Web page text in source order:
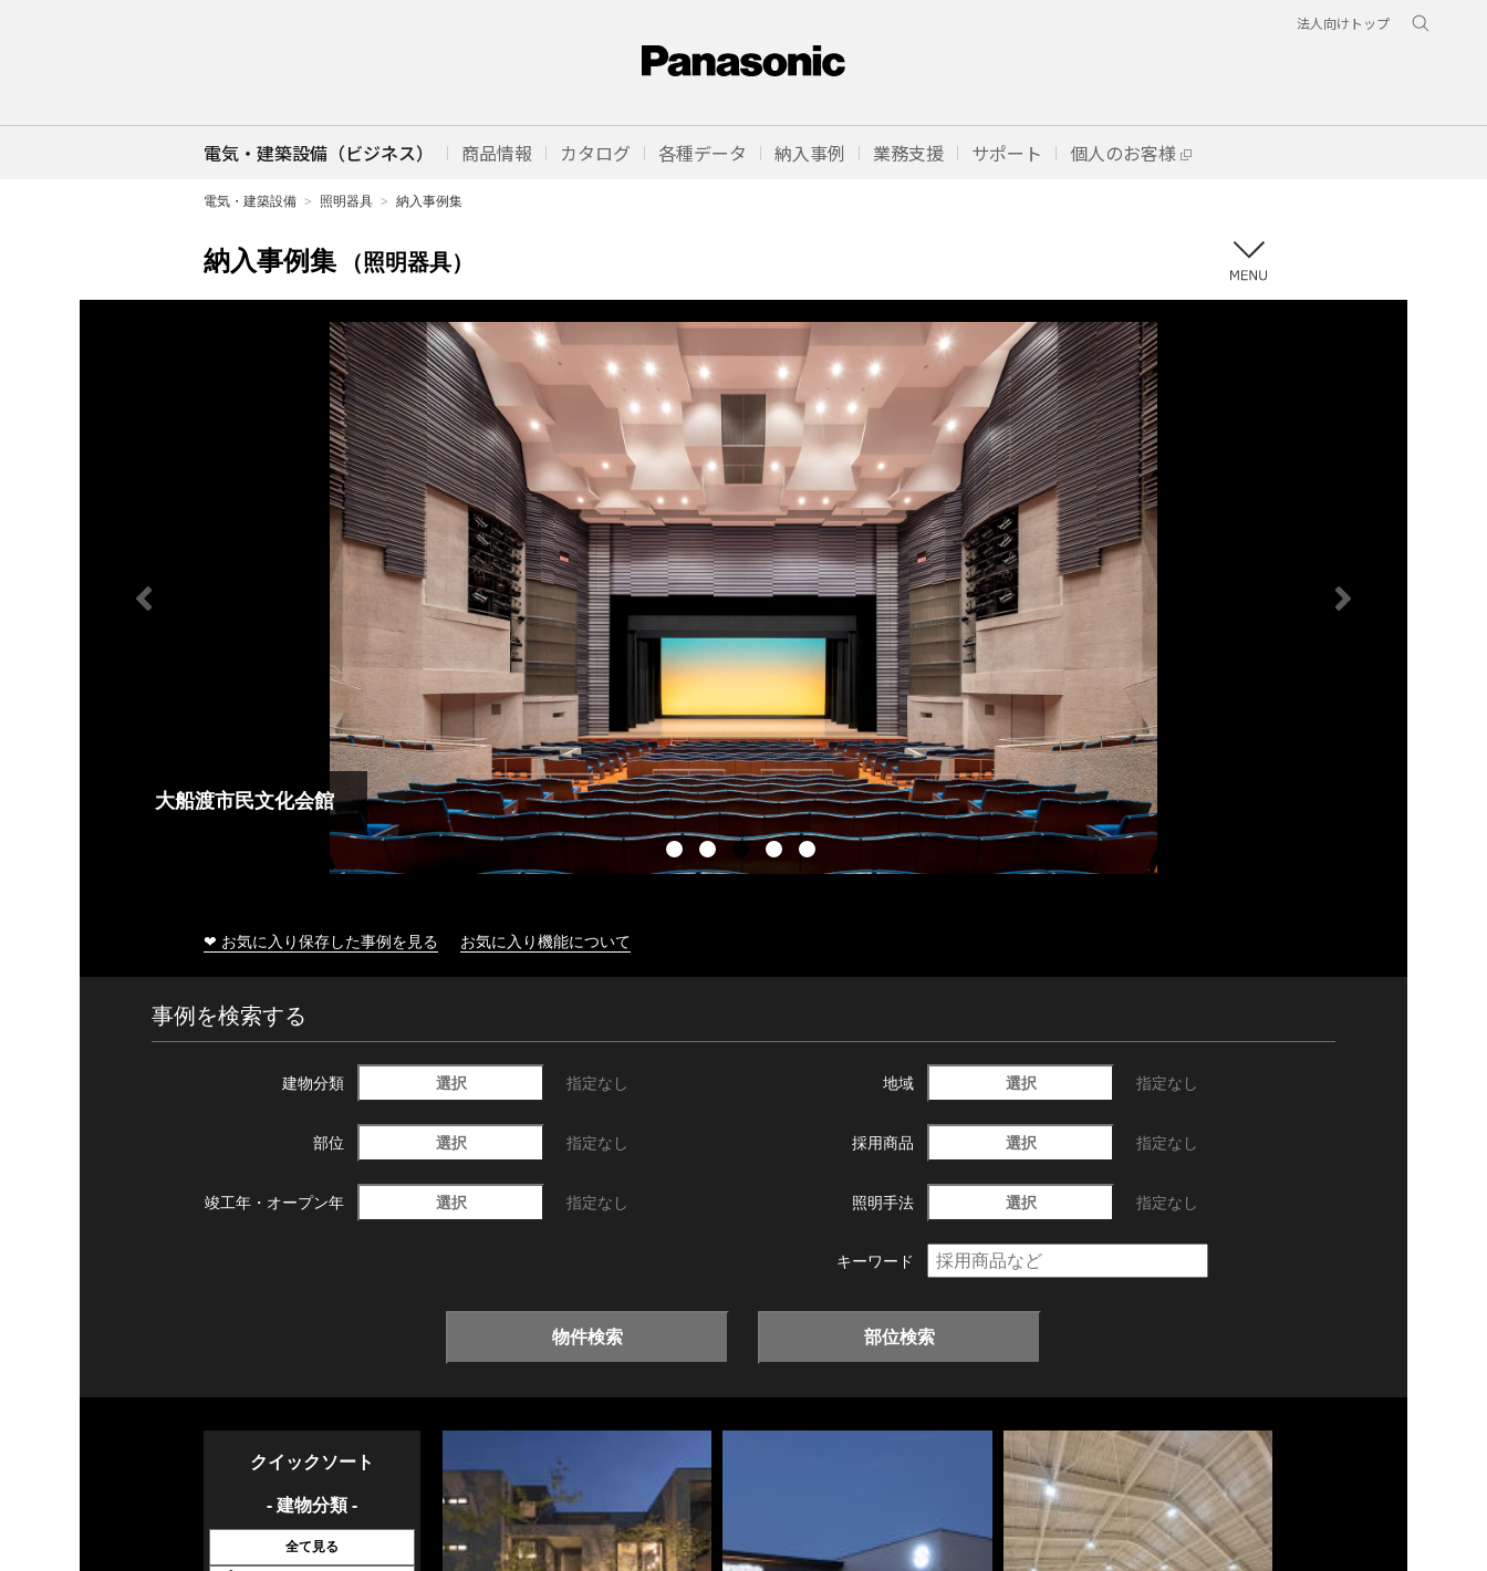
法人向けトップ
電気・建築設備（ビジネス） 商品情報 カタログ 各種データ 納入事例 業務支援 サポート 個人のお客様
電気・建築設備 照明器具 納入事例集
納入事例集 （照明器具）
大船渡市民文化会館
❤ お気に入り保存した事例を見る お気に入り機能について
事例を検索する
建物分類 選択 指定なし 地域 選択 指定なし
部位 選択 指定なし 採用商品 選択 指定なし
竣工年・ オープン年 選択 指定なし 照明手法 選択 指定なし
キーワード
物件検索 部位検索
クイックソート
- 建物分類 -
全て見る